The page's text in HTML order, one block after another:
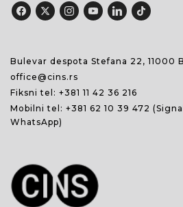
Bulevar despota Stefana 22, 11000
office@cins.rs
Fiksni tel: +381 11 42 36 216
Mobilni tel: +381 62 10 39 472
WhatsApp)